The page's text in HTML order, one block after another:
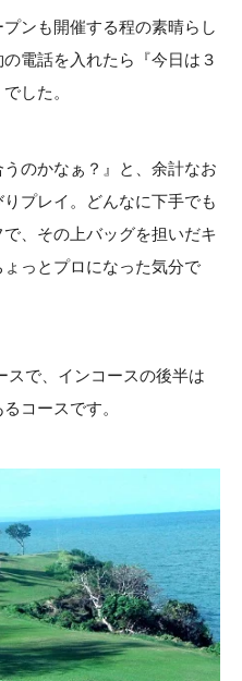
ンも開催する程の素晴らし
電話を入れたら『今日は３
した。
うのかなぁ？』と、余計なお
プレイ。どんなに下手でも
、その上バッグを担いだキ
っとプロになった気分で
スで、インコースの後半は
コースです。